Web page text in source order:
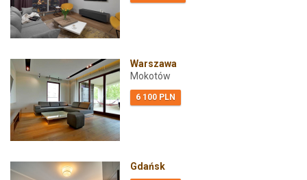
Warszawa
Mokotów
6 100 PLN
Gdańsk